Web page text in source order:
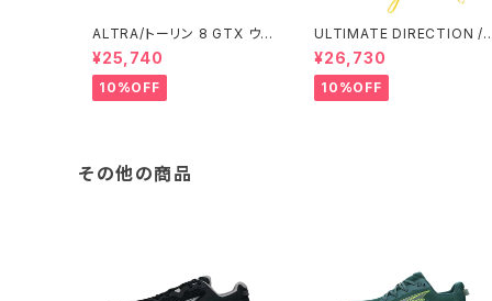
ALTRA/トーリン 8 GTX ウィ
メンズ
¥25,740
10%OFF
ULTIMATE DIRECTION /
アルティメット ディレクション
Fastpack 30 Men's /
¥26,730
10%OFF
その他の商品